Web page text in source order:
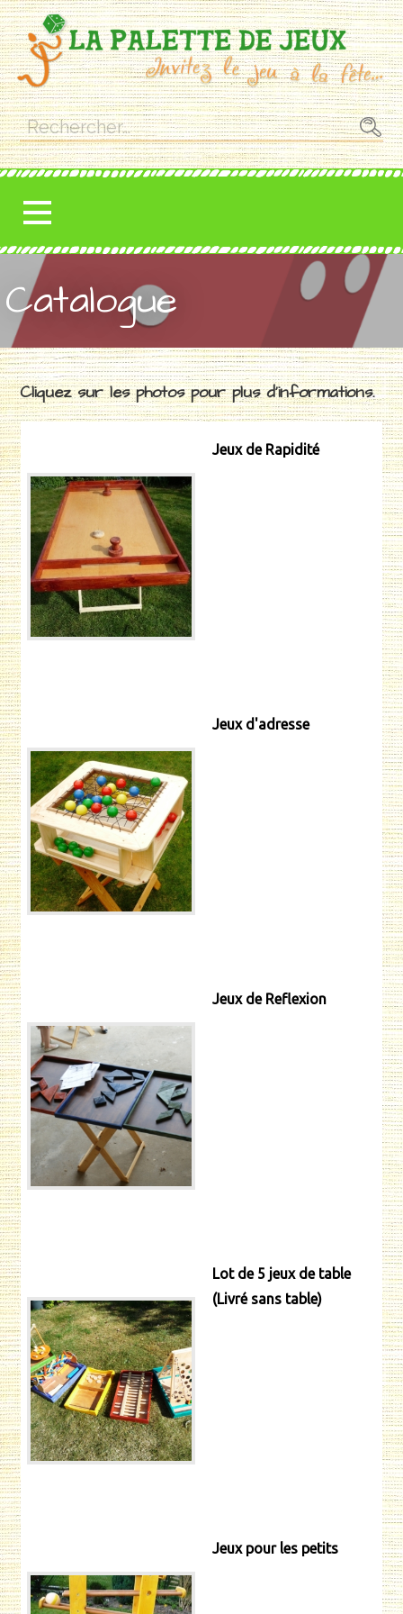
Passer
au
contenu
Rechercher :
Catalogue
Cliquez sur les photos pour plus d’informations.
Jeux de Rapidité
Jeux d'adresse
Jeux de Reflexion
Lot de 5 jeux de table
(Livré sans table)
Jeux pour les petits